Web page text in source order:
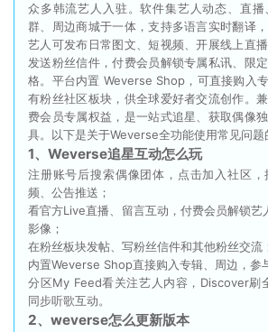
众多韩流艺人入驻。软件集艺人动态、直
群、周边商城于一体，支持多语言实时翻译，
艺人可发布日常图文、短视频、开展线上直播
发送粉丝信件，付费会员解锁专属私讯、限
格。平台内置 Weverse Shop，可直接购入
有粉丝社区板块，供全球爱好者交流创作。
费会员专属权益，是一站式追星、获取偶像
具。以下是关于Weverse全功能使用常见问题
1、Weverse追星互动怎么玩
注册账号后搜索偶像团体，点击加入社区
频、公告推送；
看官方Live直播、留言互动，付费会员解锁艺
影像；
在粉丝板块发帖、写粉丝信件和其他粉丝交流
内置Weverse Shop直接购入专辑、周边，参
分区My Feed看关注艺人内容，Discover刷
同步听歌互动。
2、weverse怎么更新版本